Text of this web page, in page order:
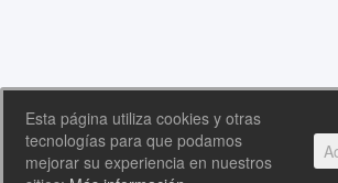
COPYRIGHT © 2026 INTERNATIONAL NON DIRECTIVE
RESERVED.
Esta página utiliza cookies y otras
tecnologías para que podamos
mejorar su experiencia en nuestros